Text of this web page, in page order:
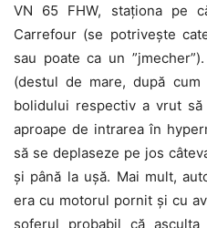
VN 65 FHW, staționa pe
Carrefour (se potrivește
sau poate ca un
(destul de mare, după
bolidului respectiv a vrut
aproape de intrarea în
să se deplaseze pe jos
și până la ușă. Mai mult,
era cu motorul pornit și cu
șoferul probabil că